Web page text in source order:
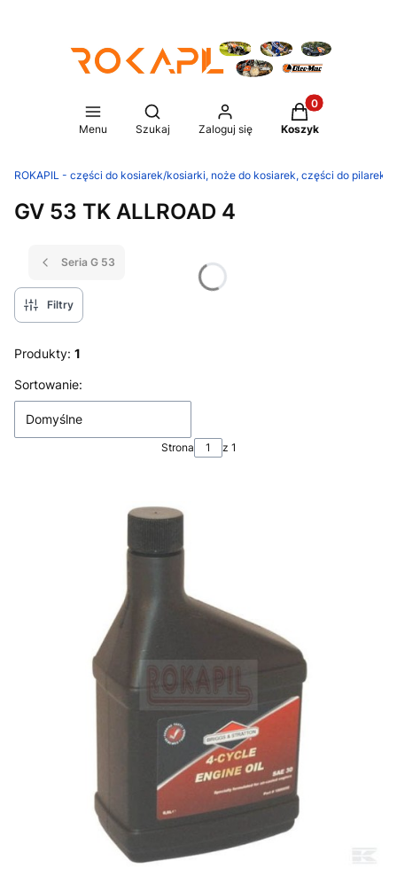
Menu
Otwórz wyszukiwarkę
Szukaj Zaloguj się
Produkty w
Koszyk
ROKAPIL - części do kosiarek/kosiarki, noże do kosiarek, części do pilarek/
GV 53 TK ALLROAD 4
Seria G 53
Filtry
Produkty: 1
Lista produktów
Sortowanie:
Domyślne
Strona z 1